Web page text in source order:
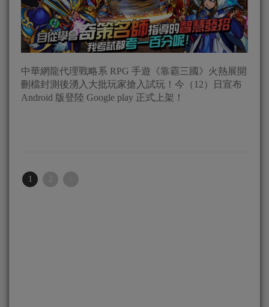
中華網龍代理戰略系 RPG 手遊《靠霸三國》火熱展開
刪檔封測後湧入大批玩家搶入試玩！今（12）日宣布
Android 版登陸 Google play 正式上架！
1 2